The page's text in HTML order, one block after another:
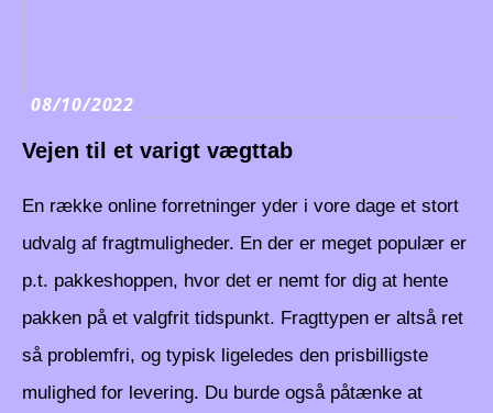
08/10/2022
Vejen til et varigt vægttab
En række online forretninger yder i vore dage et stort
udvalg af fragtmuligheder. En der er meget populær er
p.t. pakkeshoppen, hvor det er nemt for dig at hente
pakken på et valgfrit tidspunkt. Fragttypen er altså ret
så problemfri, og typisk ligeledes den prisbilligste
mulighed for levering. Du burde også påtænke at